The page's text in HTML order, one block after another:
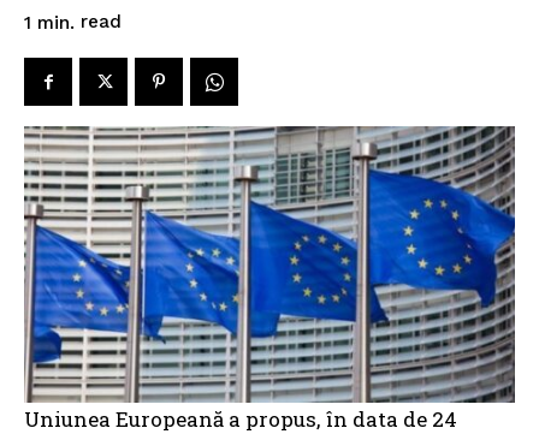
1 min. read
Uniunea Europeană a propus, în data de 24